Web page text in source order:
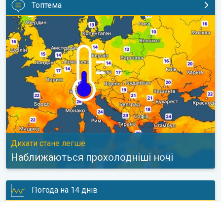
Топтема
Наближаються прохолодніші ночі. Дихати стане легше. . .
Дихати стане легше
Наближаються прохолодніші ночі
Погода на 14 днів